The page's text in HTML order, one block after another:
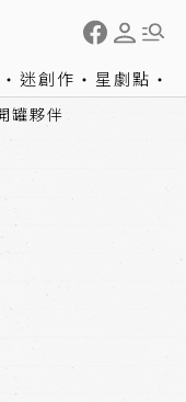
迷創作 星劇點
罐夥伴